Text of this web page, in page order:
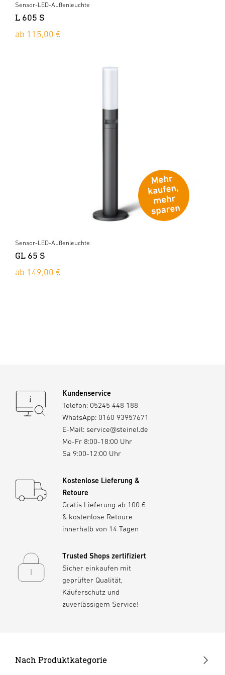
Sensor-LED-Außenleuchte
L 605 S
ab 115,00 €
Sensor-LED-Außenleuchte
GL 65 S
ab 149,00 €
Kundenservice
Telefon: 05245 448 188
WhatsApp: 0160 93957671
E-Mail: service@steinel.de
Mo-Fr 8:00-18:00 Uhr
Sa 9:00-12:00 Uhr
Kostenlose Lieferung &
Retoure
Gratis Lieferung ab 100 €
& kostenlose Retoure
innerhalb von 14 Tagen
Trusted Shops zertifiziert
Sicher einkaufen mit
geprüfter Qualität,
Käuferschutz und
zuverlässigem Service!
Nach Produktkategorie